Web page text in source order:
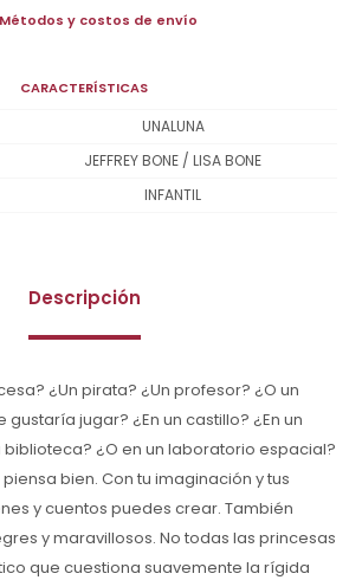
Métodos y costos de envío
CARACTERÍSTICAS
UNALUNA
JEFFREY BONE / LISA BONE
INFANTIL
Descripción
¿Un pirata? ¿Un profesor? ¿O un
jugar? ¿En un castillo? ¿En un
biblioteca? ¿O en un laboratorio espacial?
bien. Con tu imaginación y tus
y cuentos puedes crear. También
y maravillosos. No todas las princesas
que cuestiona suavemente la rígida